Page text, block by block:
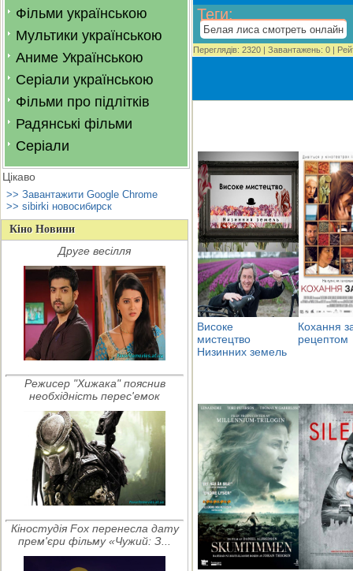
Фільми українською
Мультики українською
Аниме Українською
Серіали українською
Фільми про підлітків
Радянські фільми
Серіали
Цікаво
>> Завантажити Google Chrome
>> sibirki новосибирск
Кіно Новини
Друге весілля
Режисер "Хижака" пояснив
необхідність перес'емок
Кіностудія Fox перенесла дату
прем'єри фільму «Чужий: З...
Теги:
Белая лиса смотреть онлайн
Переглядів: 2320 | Завантажень: 0 |
Високе
мистецтво
Низинних земель
Кохання
рецептом